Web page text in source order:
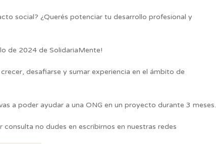
social? ¿Querés potenciar tu desarrollo profesional y
de 2024 de SolidariaMente!
desafiarse y sumar experiencia en el ámbito de
a poder ayudar a una ONG en un proyecto durante 3 meses.
consulta no dudes en escribirnos en nuestras redes